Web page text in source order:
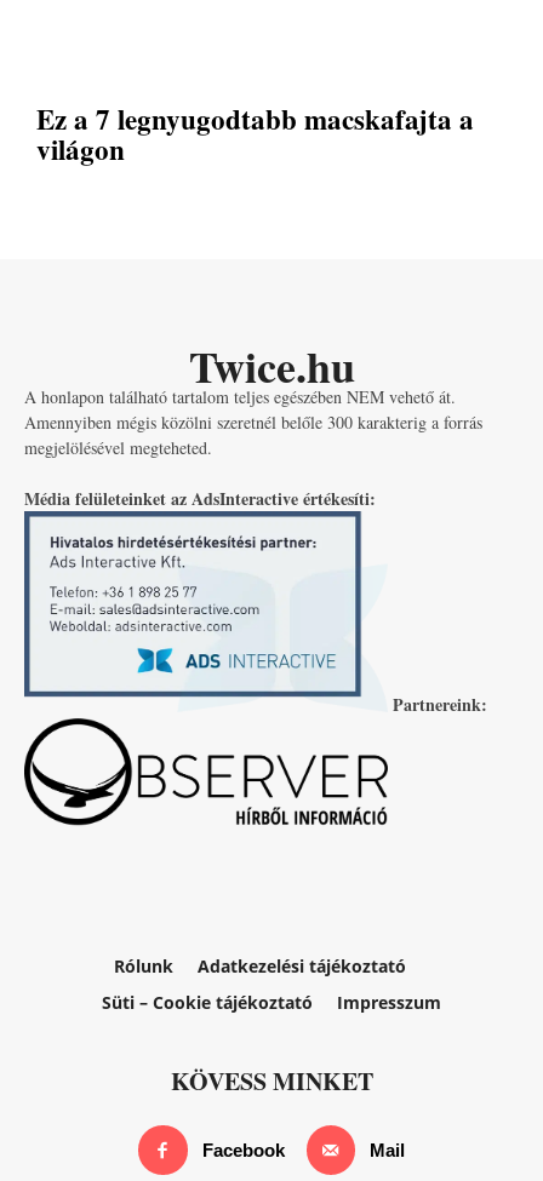
Ez a 7 legnyugodtabb macskafajta a
világon
Twice.hu
A honlapon található tartalom teljes egészében NEM vehető át.
Amennyiben mégis közölni szeretnél belőle 300 karakterig a forrás
megjelölésével megteheted.
Média felületeinket az AdsInteractive értékesíti:
Partnereink:
Rólunk
Adatkezelési tájékoztató
Süti – Cookie tájékoztató
Impresszum
KÖVESS MINKET
Facebook Mail